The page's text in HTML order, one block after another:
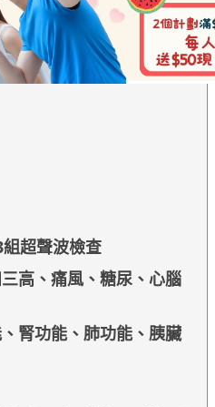
超聲波檢查
高、痛風、糖尿、心腦
腎功能、肺功能、胰臟